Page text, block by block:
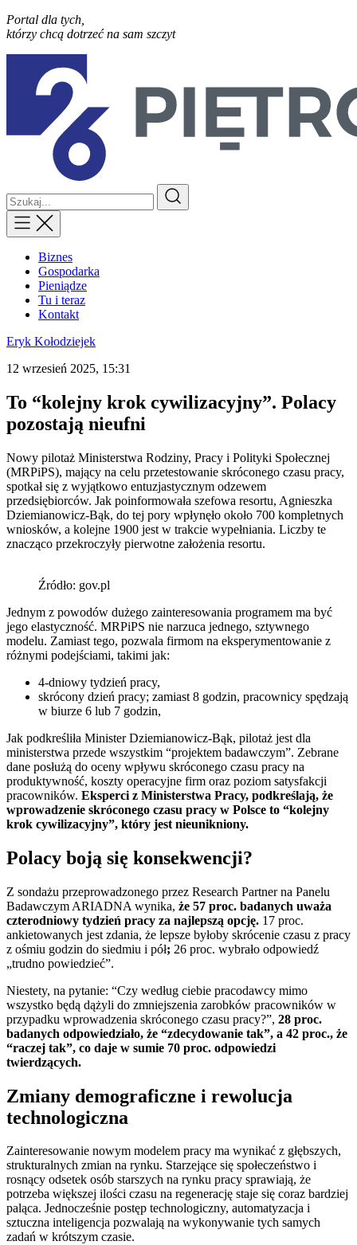
Portal dla tych,
którzy chcą dotrzeć na sam szczyt
Biznes
Gospodarka
Pieniądze
Tu i teraz
Kontakt
Eryk Kołodziejek
12 wrzesień 2025, 15:31
To “kolejny krok cywilizacyjny”. Polacy
pozostają nieufni
Nowy pilotaż Ministerstwa Rodziny, Pracy i Polityki Społecznej
(MRPiPS), mający na celu przetestowanie skróconego czasu pracy,
spotkał się z wyjątkowo entuzjastycznym odzewem
przedsiębiorców. Jak poinformowała szefowa resortu, Agnieszka
Dziemianowicz-Bąk, do tej pory wpłynęło około 700 kompletnych
wniosków, a kolejne 1900 jest w trakcie wypełniania. Liczby te
znacząco przekroczyły pierwotne założenia resortu.
Źródło: gov.pl
Jednym z powodów dużego zainteresowania programem ma być
jego elastyczność. MRPiPS nie narzuca jednego, sztywnego
modelu. Zamiast tego, pozwala firmom na eksperymentowanie z
różnymi podejściami, takimi jak:
4-dniowy tydzień pracy,
skrócony dzień pracy; zamiast 8 godzin, pracownicy spędzają
w biurze 6 lub 7 godzin,
Jak podkreśliła Minister Dziemianowicz-Bąk, pilotaż jest dla
ministerstwa przede wszystkim “projektem badawczym”. Zebrane
dane posłużą do oceny wpływu skróconego czasu pracy na
produktywność, koszty operacyjne firm oraz poziom satysfakcji
pracowników. Eksperci z Ministerstwa Pracy, podkreślają, że
wprowadzenie skróconego czasu pracy w Polsce to “kolejny
krok cywilizacyjny”, który jest nieunikniony.
Polacy boją się konsekwencji?
Z sondażu przeprowadzonego przez Research Partner na Panelu
Badawczym ARIADNA wynika, że 57 proc. badanych uważa
czterodniowy tydzień pracy za najlepszą opcję. 17 proc.
ankietowanych jest zdania, że lepsze byłoby skrócenie czasu z pracy
z ośmiu godzin do siedmiu i pół; 26 proc. wybrało odpowiedź
„trudno powiedzieć”.
Niestety, na pytanie: “Czy według ciebie pracodawcy mimo
wszystko będą dążyli do zmniejszenia zarobków pracowników w
przypadku wprowadzenia skróconego czasu pracy?”, 28 proc.
badanych odpowiedziało, że “zdecydowanie tak”, a 42 proc., że
“raczej tak”, co daje w sumie 70 proc. odpowiedzi
twierdzących.
Zmiany demograficzne i rewolucja
technologiczna
Zainteresowanie nowym modelem pracy ma wynikać z głębszych,
strukturalnych zmian na rynku. Starzejące się społeczeństwo i
rosnący odsetek osób starszych na rynku pracy sprawiają, że
potrzeba większej ilości czasu na regenerację staje się coraz bardziej
paląca. Jednocześnie postęp technologiczny, automatyzacja i
sztuczna inteligencja pozwalają na wykonywanie tych samych
zadań w krótszym czasie.